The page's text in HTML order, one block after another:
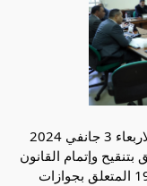
عقدت لجنة الحقوق والحريات جلسة اليوم الاربعاء 3 جانفي 2024
وإتمام القانون
عدد 40 لسنة 1975 المؤرخ في 14 ماي 1975 المتعلق بجوازات